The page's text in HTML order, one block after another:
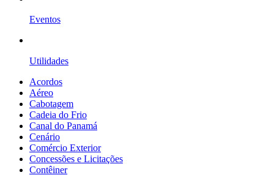
Eventos
Utilidades
Acordos
Aéreo
Cabotagem
Cadeia do Frio
Canal do Panamá
Cenário
Comércio Exterior
Concessões e Licitações
Contêiner